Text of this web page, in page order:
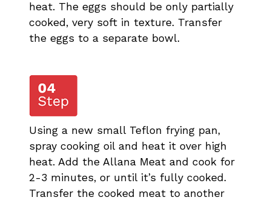
heat. The eggs should be only partially
cooked, very soft in texture. Transfer
the eggs to a separate bowl.
Using a new small Teflon frying pan,
spray cooking oil and heat it over high
heat. Add the Allana Meat and cook for
2-3 minutes, or until it’s fully cooked.
Transfer the cooked meat to another